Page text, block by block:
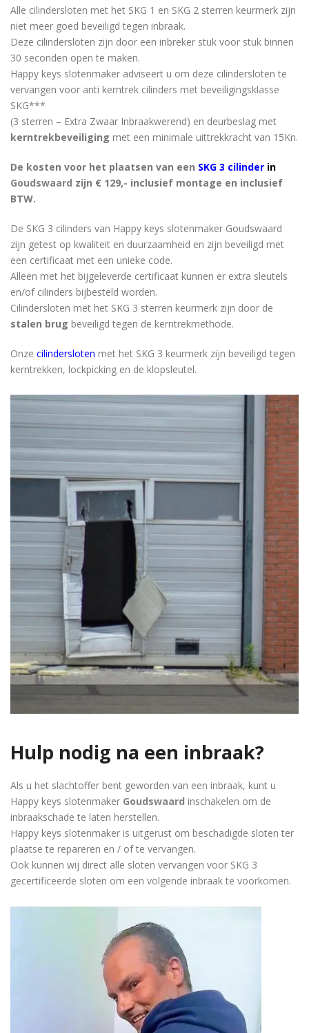
Alle cilindersloten met het SKG 1 en SKG 2 sterren keurmerk zijn
niet meer goed beveiligd tegen inbraak.
Deze cilindersloten zijn door een inbreker stuk voor stuk binnen
30 seconden open te maken.
Happy keys slotenmaker adviseert u om deze cilindersloten te
vervangen voor anti kerntrek cilinders met beveiligingsklasse
SKG***
(3 sterren – Extra Zwaar Inbraakwerend) en deurbeslag met
kerntrekbeveiliging met een minimale uittrekkracht van 15Kn.
De kosten voor het plaatsen van een SKG 3 cilinder in
Goudswaard zijn € 129,- inclusief montage en inclusief
BTW.
De SKG 3 cilinders van Happy keys slotenmaker Goudswaard
zijn getest op kwaliteit en duurzaamheid en zijn beveiligd met
een certificaat met een unieke code.
Alleen met het bijgeleverde certificaat kunnen er extra sleutels
en/of cilinders bijbesteld worden.
Cilindersloten met het SKG 3 sterren keurmerk zijn door de
stalen brug beveiligd tegen de kerntrekmethode.
Onze cilindersloten met het SKG 3 keurmerk zijn beveiligd tegen
kerntrekken, lockpicking en de klopsleutel.
Hulp nodig na een inbraak?
Als u het slachtoffer bent geworden van een inbraak, kunt u
Happy keys slotenmaker Goudswaard inschakelen om de
inbraakschade te laten herstellen.
Happy keys slotenmaker is uitgerust om beschadigde sloten ter
plaatse te repareren en / of te vervangen.
Ook kunnen wij direct alle sloten vervangen voor SKG 3
gecertificeerde sloten om een volgende inbraak te voorkomen.